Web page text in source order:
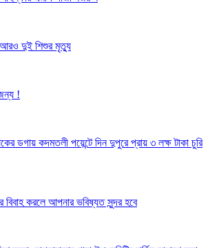
আরও দুই শিশুর মৃত্যু
!
ডগায় কদমতলী পয়েন্টে দিন দুপুরে প্রায় ৩ লক্ষ টাকা চুরি
বিবাহ করলে আপনার ভবিষ্যত সুন্দর হবে